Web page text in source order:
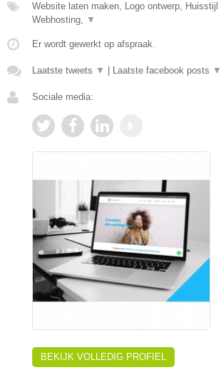
Website laten maken, Logo ontwerp, Huisstijl
Webhosting, ▼
Er wordt gewerkt op afspraak.
Laatste tweets ▼ Laatste facebook posts ▼
Sociale media:
BEKIJK VOLLEDIG PROFIEL